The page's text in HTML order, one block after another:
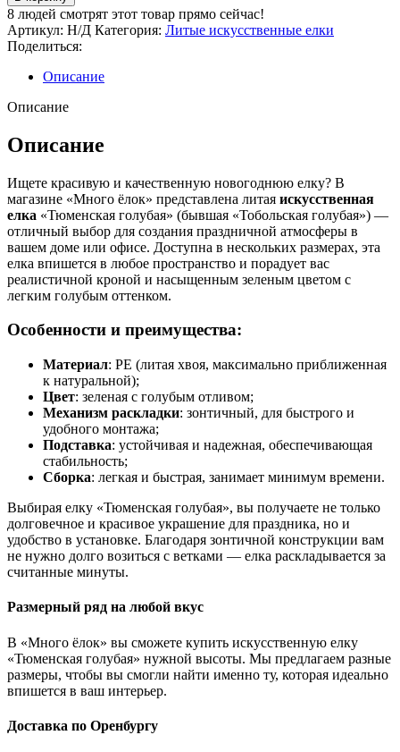
Искусственная
елка
"Тюменская
голубая"
8 людей смотрят этот товар прямо сейчас!
Артикул: Н/Д Категория: Литые искусственные елки
Поделиться:
Описание
Описание
Описание
Ищете красивую и качественную новогоднюю елку? В
магазине «Много ёлок» представлена литая искусственная
елка «Тюменская голубая» (бывшая «Тобольская голубая») —
отличный выбор для создания праздничной атмосферы в
вашем доме или офисе. Доступна в нескольких размерах, эта
елка впишется в любое пространство и порадует вас
реалистичной кроной и насыщенным зеленым цветом с
легким голубым оттенком.
Особенности и преимущества:
Материал: РЕ (литая хвоя, максимально приближенная
к натуральной);
Цвет: зеленая с голубым отливом;
Механизм раскладки: зонтичный, для быстрого и
удобного монтажа;
Подставка: устойчивая и надежная, обеспечивающая
стабильность;
Сборка: легкая и быстрая, занимает минимум времени.
Выбирая елку «Тюменская голубая», вы получаете не только
долговечное и красивое украшение для праздника, но и
удобство в установке. Благодаря зонтичной конструкции вам
не нужно долго возиться с ветками — елка раскладывается за
считанные минуты.
Размерный ряд на любой вкус
В «Много ёлок» вы сможете купить искусственную елку
«Тюменская голубая» нужной высоты. Мы предлагаем разные
размеры, чтобы вы смогли найти именно ту, которая идеально
впишется в ваш интерьер.
Доставка по Оренбургу